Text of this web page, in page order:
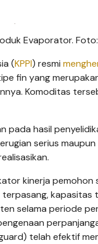
Evaporator.
(KPPI) resmi
fin yang
Komoditas
hasil
serius
kinerja
kapasitas
selama periode
telah efektif